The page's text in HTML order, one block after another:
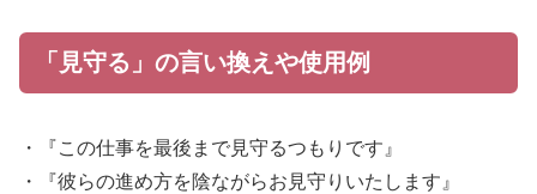
「見守る」の言い換えや使用例
・『この仕事を最後まで見守るつもりです』
・『彼らの進め方を陰ながらお見守りいたします』